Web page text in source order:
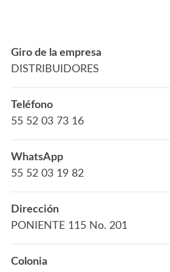
Giro de la empresa
DISTRIBUIDORES
Teléfono
55 52 03 73 16
WhatsApp
55 52 03 19 82
Dirección
PONIENTE 115 No. 201
Colonia